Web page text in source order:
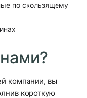
по скользящему
компании, вы
короткую